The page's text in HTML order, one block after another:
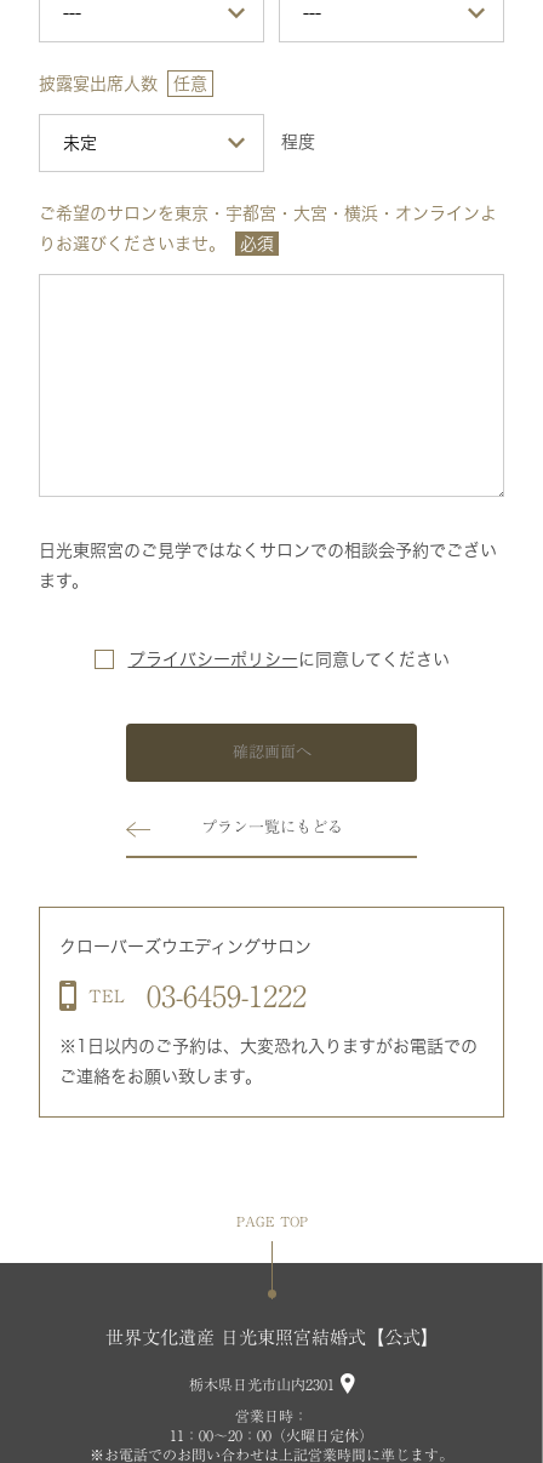
披露宴出席人数 任意
程度
ご希望のサロンを東京・宇都宮・大宮・横浜・オンラインよ
りお選びくださいませ。
必須
日光東照宮のご見学ではなくサロンでの相談会予約でござい
ます。
プライバシーポリシー に 同意してください
確認画面へ
プラン一覧にもどる
クローバーズウエディングサロン
TEL 03-6459-1222
※1日以内のご予約は、大変恐れ入りますがお電話での
ご連絡をお願い致します。
PAGE TOP
世界文化遺産 日光東照宮結婚式【公式】
栃木県日光市山内2301
営業日時：
11：00～20：00（火曜日定休）
※お電話でのお問い合わせは上記営業時間に準じます。